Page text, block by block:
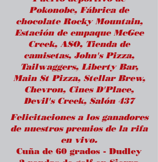
Pokonobe, Fábrica de
chocolate Rocky Mountain,
Estación de empaque McGee
Creek, ASO, Tienda de
camisetas, John's Pizza,
Tailwaggers, Liberty Bar,
Main St Pizza, Stellar Brew,
Chevron, Cines D'Place,
Devil's Creek, Salón 437
Felicitaciones a los ganadores
de nuestros premios de la rifa
en vivo.
Cuña de 60 grados - Dudley